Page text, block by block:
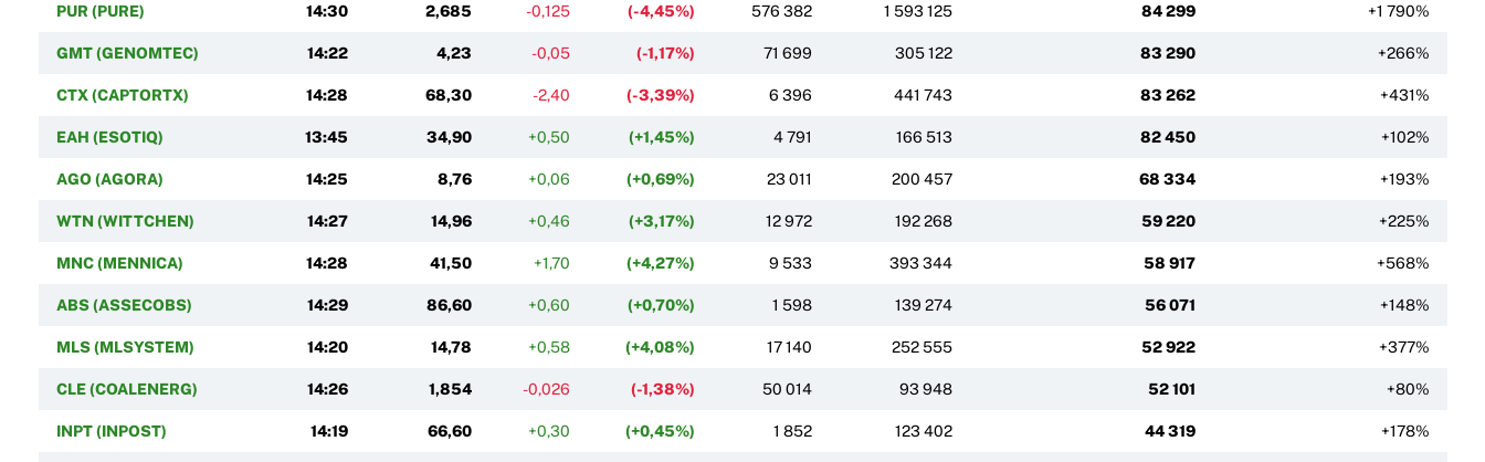
PUR (PURE) 14:30 2,685 -0,125 (-4,45%) 576 382 1 593 125 84 299 +1 790%
GMT (GENOMTEC) 14:22 4,23 -0,05 (-1,17%) 71 699 305 122 83 290 +266%
CTX (CAPTORTX) 14:28 68,30 -2,40 (-3,39%) 6 396 441 743 83 262 +431%
EAH (ESOTIQ) 13:45 34,90 +0,50 (+1,45%) 4 791 166 513 82 450 +102%
AGO (AGORA) 14:25 8,76 +0,06 (+0,69%) 23 011 200 457 68 334 +193%
WTN (WITTCHEN) 14:27 14,96 +0,46 (+3,17%) 12 972 192 268 59 220 +225%
MNC (MENNICA) 14:28 41,50 +1,70 (+4,27%) 9 533 393 344 58 917 +568%
ABS (ASSECOBS) 14:29 86,60 +0,60 (+0,70%) 1 598 139 274 56 071 +148%
MLS (MLSYSTEM) 14:20 14,78 +0,58 (+4,08%) 17 140 252 555 52 922 +377%
CLE (COALENERG) 14:26 1,854 -0,026 (-1,38%) 50 014 93 948 52 101 +80%
INPT (INPOST) 14:19 66,60 +0,30 (+0,45%) 1 852 123 402 44 319 +178%